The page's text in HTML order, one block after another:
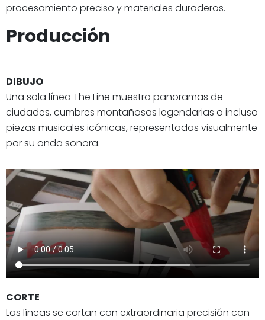
procesamiento preciso y materiales duraderos.
Producción
DIBUJO
Una sola línea The Line muestra panoramas de
ciudades, cumbres montañosas legendarias o incluso
piezas musicales icónicas, representadas visualmente
por su onda sonora.
CORTE
Las líneas se cortan con extraordinaria precisión con